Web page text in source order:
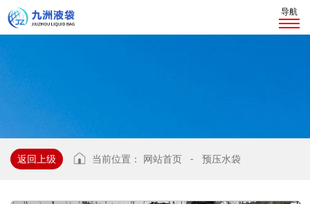
导航
返回上级 当前位置： 网站首页 - 预压水袋